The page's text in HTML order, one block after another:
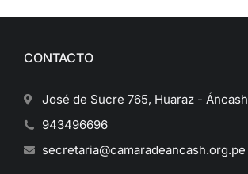
CONTACTO
José de Sucre 765, Huaraz - Áncash
943496696
secretaria@camaradeancash.org.pe